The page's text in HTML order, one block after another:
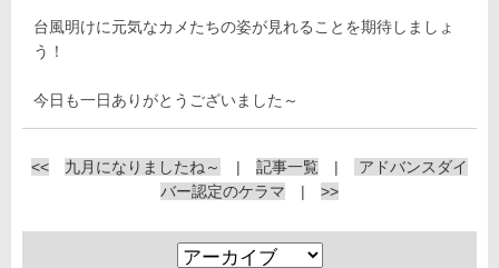
台風明けに元気なカメたちの姿が見れることを期待しましょ
う！
今日も一日ありがとうございました～
<< 九月になりましたね～ | 記事一覧 |
アドバンスダイ
バー認定のケラマ | >>